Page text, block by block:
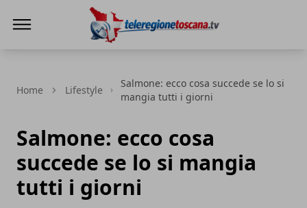
Home Lifestyle
Salmone: ecco cosa succede se lo si
mangia tutti i giorni
Salmone: ecco cosa
succede se lo si mangia
tutti i giorni